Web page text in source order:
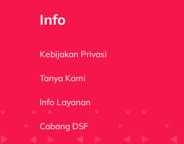
Info
Kebijakan Privasi
Tanya Kami
Info Layanan
Cabang DSF